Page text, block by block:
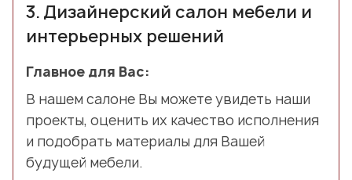
3. Дизайнерский салон мебели и
интерьерных решений
Главное для Вас:
В нашем салоне Вы можете увидеть наши
проекты, оценить их качество исполнения
и подобрать материалы для Вашей
будущей мебели.